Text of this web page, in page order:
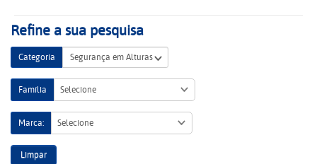
Refine a sua pesquisa
Categoria
Família Selecione
Marca: Selecione
Limpar